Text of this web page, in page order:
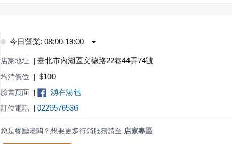
今日營業: 08:00-19:00
店家地址 | 臺北市內湖區文德路22巷44弄74號
均消價位 | $100
臉書頁面 | 湧在湯包
訂位電話 | 0226576536
您是餐廳老闆？想要更多行銷服務請至 店家專區